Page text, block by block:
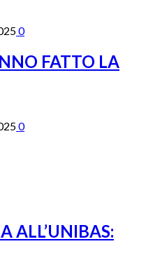
0
FATTO LA
0
ALL’UNIBAS: